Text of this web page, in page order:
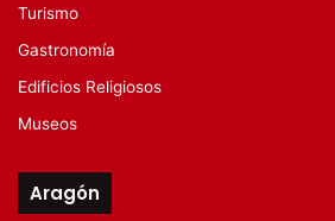
Turismo
Gastronomía
Edificios Religiosos
Museos
Aragón